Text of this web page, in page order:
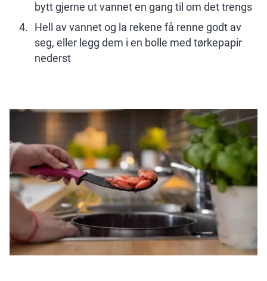
bytt gjerne ut vannet en gang til om det trengs
Hell av vannet og la rekene få renne godt av
seg, eller legg dem i en bolle med tørkepapir
nederst